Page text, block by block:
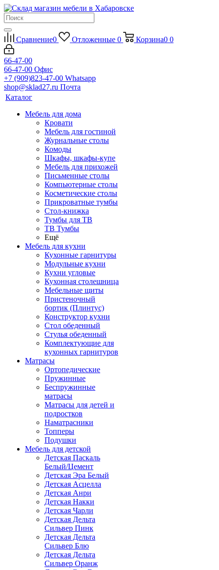
Сравнение0 Отложенные 0 Корзина0 0
66-47-00
66-47-00 Офис
+7 (909)823-47-00 Whatsapp
shop@sklad27.ru Почта
Каталог
Мебель для дома
Кровати
Мебель для гостиной
Журнальные столы
Комоды
Шкафы, шкафы-купе
Мебель для прихожей
Письменные столы
Компьютерные столы
Косметические столы
Прикроватные тумбы
Стол-книжка
Тумбы для ТВ
ТВ Тумбы
Ещё
Мебель для кухни
Кухонные гарнитуры
Модульные кухни
Кухни угловые
Кухонная столешница
Мебельные щиты
Пристеночный
бортик (Плинтус)
Конструктор кухни
Стол обеденный
Стулья обеденный
Комплектующие для
кухонных гарнитуров
Матраcы
Ортопедические
Пружинные
Беспружинные
матрасы
Матрасы для детей и
подростков
Наматрасники
Топперы
Подушки
Мебель для детской
Детская Паскаль
Белый/Цемент
Детская Эра Белый
Детская Асцелла
Детская Анри
Детская Накки
Детская Чарли
Детская Дельта
Сильвер Пинк
Детская Дельта
Сильвер Блю
Детская Дельта
Сильвер Оранж